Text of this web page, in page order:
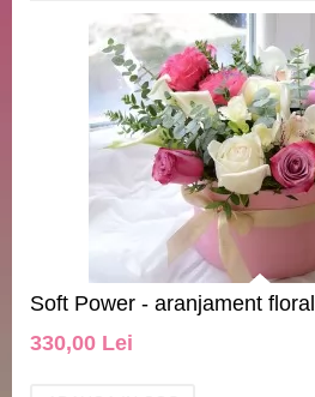
Soft Power - aranjament floral
330,00 Lei